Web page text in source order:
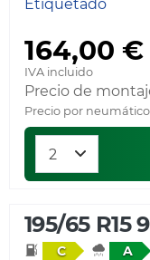
Etiquetado
164,00 €
IVA incluido
Precio de
Precio por neumático
195/65 R15
C A